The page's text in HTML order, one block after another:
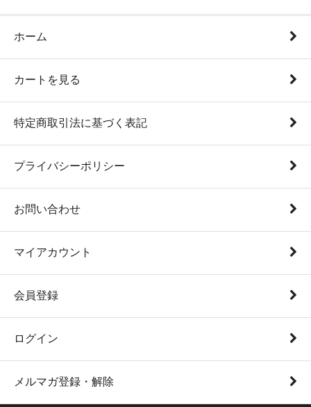
ホーム
カートを見る
特定商取引法に基づく表記
プライバシーポリシー
お問い合わせ
マイアカウント
会員登録
ログイン
メルマガ登録・解除